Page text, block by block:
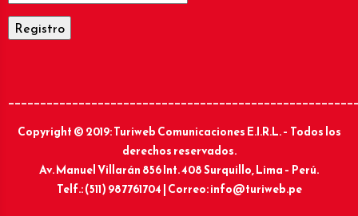
Copyright © 2019: Turiweb Comunicaciones E.I.R.L. – Todos los
derechos reservados.
Av. Manuel Villarán 856 Int. 408 Surquillo, Lima – Perú.
Telf.: (511) 987761704 | Correo: info@turiweb.pe